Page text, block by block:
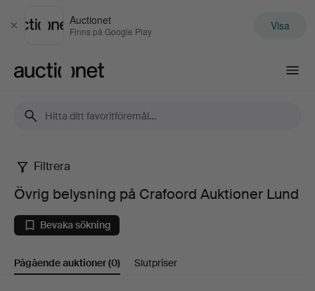
Stäng
Auctionet
Finns på Google Play Visa
Övrig
belysning
på
Crafoord
Filtrera
Övrig belysning på Crafoord Auktioner Lund
Bevaka sökning
Pågående auktioner(0) Slutpriser